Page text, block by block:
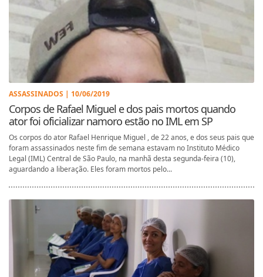
ASSASSINADOS | 10/06/2019
Corpos de Rafael Miguel e dos pais mortos quando
ator foi oficializar namoro estão no IML em SP
Os corpos do ator Rafael Henrique Miguel , de 22 anos, e dos seus pais que
foram assassinados neste fim de semana estavam no Instituto Médico
Legal (IML) Central de São Paulo, na manhã desta segunda-feira (10),
aguardando a liberação. Eles foram mortos pelo...